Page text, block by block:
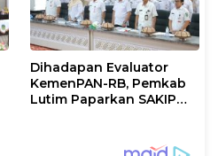
Dihadapan Evaluator
KemenPAN-RB, Pemkab
Lutim Paparkan SAKIP